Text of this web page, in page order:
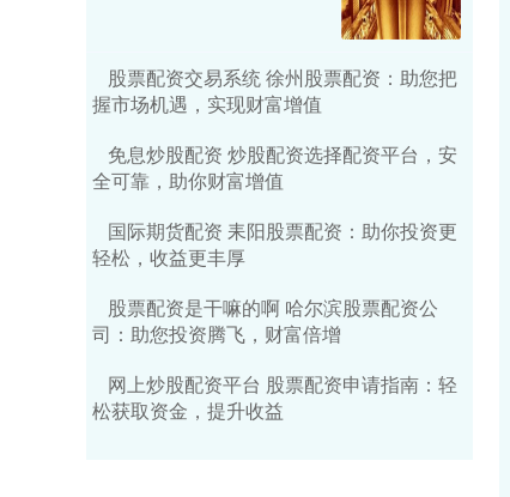
股票配资交易系统 徐州股票配资：助您把
握市场机遇，实现财富增值
免息炒股配资 炒股配资选择配资平台，安
全可靠，助你财富增值
国际期货配资 耒阳股票配资：助你投资更
轻松，收益更丰厚
股票配资是干嘛的啊 哈尔滨股票配资公
司：助您投资腾飞，财富倍增
网上炒股配资平台 股票配资申请指南：轻
松获取资金，提升收益